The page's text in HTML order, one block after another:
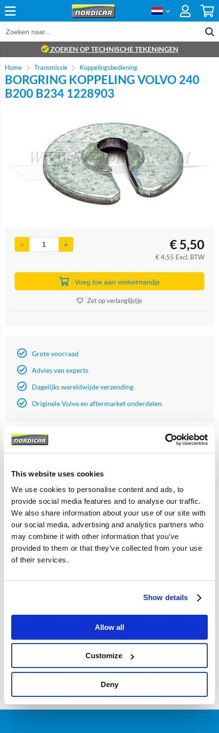
This website uses cookies
We use cookies to personalise content and ads, to
provide social media features and to analyse our traffic.
We also share information about your use of our site with
our social media, advertising and analytics partners who
may combine it with other information that you’ve
provided to them or that they’ve collected from your use
of their services.
Show details
Allow all
Customize
Deny
ZOEKEN OP TECHNISCHE TEKENINGEN
Home Transmissie Koppelingsbediening
BORGRING KOPPELING VOLVO 240
B200 B234 1228903
€5,50
€4,55 Excl. BTW
Voeg toe aan winkelmandje
Zet op verlanglijstje
Grote voorraad
Advies van experts
Dagelijks wereldwijde verzending
Originele Volvo en aftermarket onderdelen
Artikelomschrijving
240 B200 B234
Specificaties
Merk Volvo-origineel